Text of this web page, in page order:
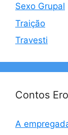
Sexo Grupal
Traição
Travesti
Contos
A